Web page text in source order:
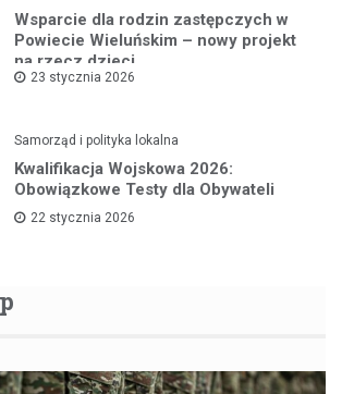
Wsparcie dla rodzin zastępczych w
Powiecie Wieluńskim – nowy projekt
na rzecz dzieci
23 stycznia 2026
Samorząd i polityka lokalna
Kwalifikacja Wojskowa 2026:
Obowiązkowe Testy dla Obywateli
22 stycznia 2026